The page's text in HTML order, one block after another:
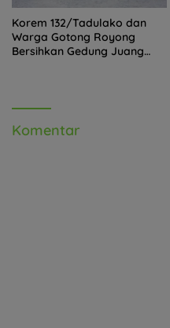
Korem 132/Tadulako dan
Warga Gotong Royong
Bersihkan Gedung Juang
Komentar